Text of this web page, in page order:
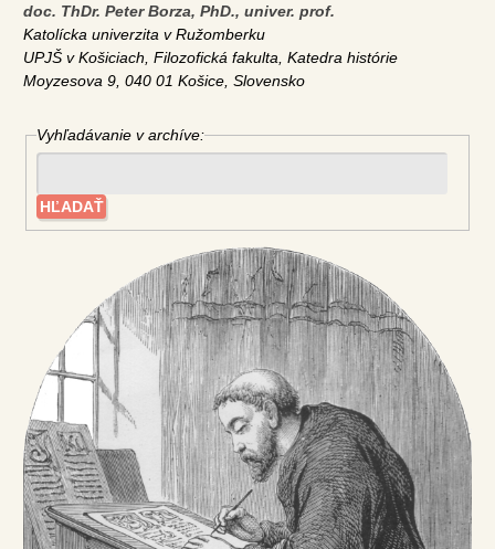
doc. ThDr. Peter Borza, PhD., univer. prof.
Katolícka univerzita v Ružomberku
UPJŠ v Košiciach, Filozofická fakulta, Katedra histórie
Moyzesova 9, 040 01 Košice, Slovensko
Vyhľadávanie v archíve: